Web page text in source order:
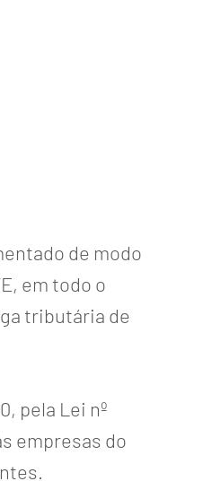
de modo
em todo o
tributária de
pela Lei nº
empresas do